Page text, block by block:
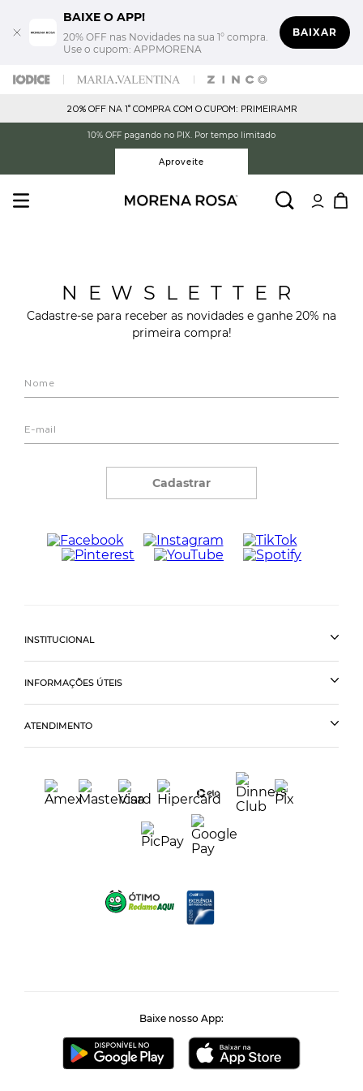
BAIXE O APP!
20% OFF nas Novidades na sua 1° compra.
Use o cupom: APPMORENA
BAIXAR
20% OFF NA 1° COMPRA COM O CUPOM: PRIMEIRAMR
10% OFF pagando no PIX. Por tempo limitado
Aproveite
NEWSLETTER
Cadastre-se para receber as novidades e ganhe 20% na
primeira compra!
Cadastrar
INSTITUCIONAL
INFORMAÇÕES ÚTEIS
ATENDIMENTO
Baixe nosso App: